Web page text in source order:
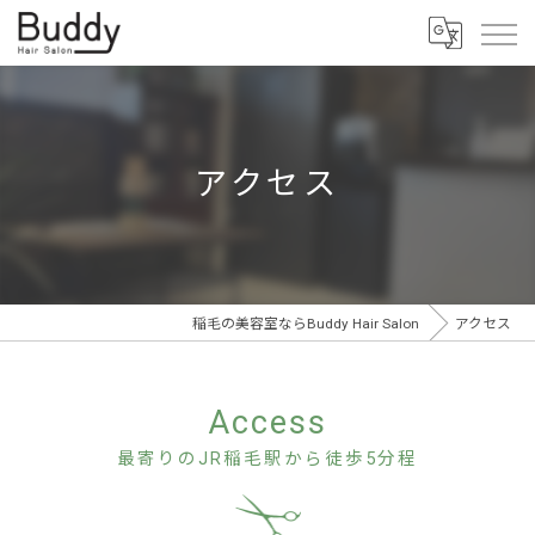
アクセス
稲毛の美容室ならBuddy Hair Salon アクセス
最寄りのJR稲毛駅から徒歩5分程
Access